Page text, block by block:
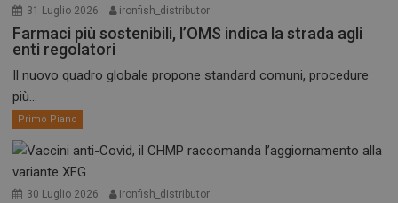
31 Luglio 2026 ironfish_distributor
Farmaci più sostenibili, l’OMS indica la strada agli
enti regolatori
Il nuovo quadro globale propone standard comuni, procedure
più...
Primo Piano
30 Luglio 2026 ironfish_distributor